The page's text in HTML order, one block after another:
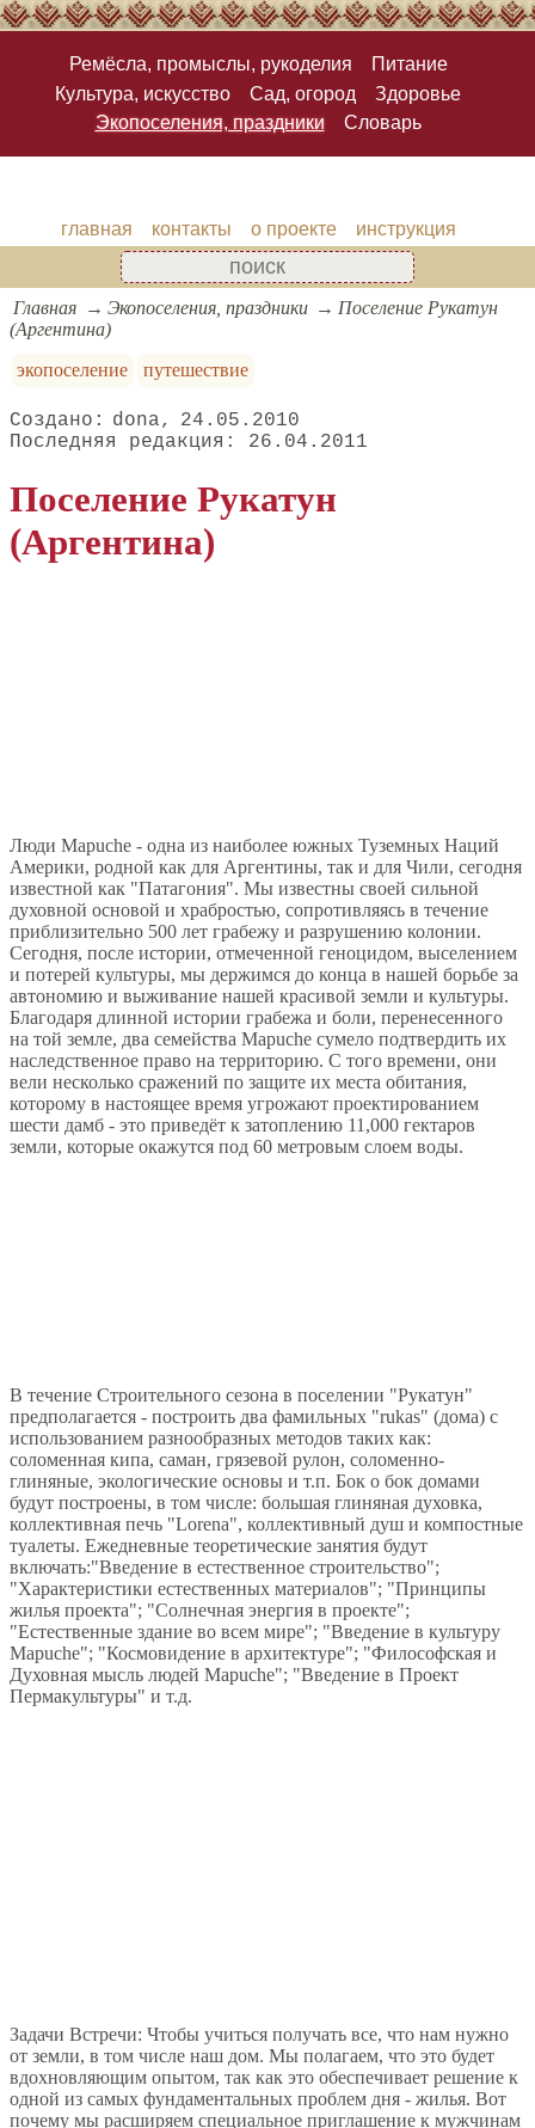
Ремёсла, промыслы, рукоделия
Питание
Культура, искусство
Сад, огород
Здоровье
Экопоселения, праздники
Словарь
главная контакты о проекте инструкция
Главная Экопоселения, праздники
Поселение Рукатун
(Аргентина)
экопоселение
путешествие
dona
24.05.2010
26.04.2011
Поселение Рукатун
(Аргентина)
Люди Mapuche - одна из наиболее южных Туземных Наций
Америки, родной как для Аргентины, так и для Чили, сегодня
известной как "Патагония". Мы известны своей сильной
духовной основой и храбростью, сопротивляясь в течение
приблизительно 500 лет грабежу и разрушению колонии.
Сегодня, после истории, отмеченной геноцидом, выселением
и потерей культуры, мы держимся до конца в нашей борьбе за
автономию и выживание нашей красивой земли и культуры.
Благодаря длинной истории грабежа и боли, перенесенного
на той земле, два семейства Mapuche сумело подтвердить их
наследственное право на территорию. С того времени, они
вели несколько сражений по защите их места обитания,
которому в настоящее время угрожают проектированием
шести дамб - это приведёт к затоплению 11,000 гектаров
земли, которые окажутся под 60 метровым слоем воды.
В течение Строительного сезона в поселении "Рукатун"
предполагается - построить два фамильных "rukas" (дома) с
использованием разнообразных методов таких как:
соломенная кипа, саман, грязевой рулон, соломенно-
глиняные, экологические основы и т.п. Бок о бок домами
будут построены, в том числе: большая глиняная духовка,
коллективная печь "Lorena", коллективный душ и компостные
туалеты. Ежедневные теоретические занятия будут
включать:"Введение в естественное строительство";
"Характеристики естественных материалов"; "Принципы
жилья проекта"; "Солнечная энергия в проекте";
"Естественные здание во всем мире"; "Введение в культуру
Mapuche"; "Космовидение в архитектуре"; "Философская и
Духовная мысль людей Mapuche"; "Введение в Проект
Пермакультуры" и т.д.
Задачи Встречи: Чтобы учиться получать все, что нам нужно
от земли, в том числе наш дом. Мы полагаем, что это будет
вдохновляющим опытом, так как это обеспечивает решение к
одной из самых фундаментальных проблем дня - жилья. Вот
почему мы расширяем специальное приглашение к мужчинам